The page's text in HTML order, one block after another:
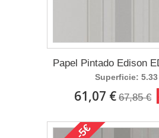
Papel Pintado Edison
Superficie: 5.33
61,07 € 67,85 €
-5€